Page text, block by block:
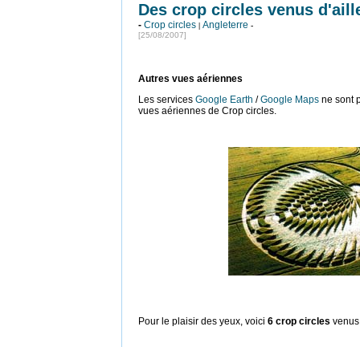
Des crop circles venus
- Crop circles | Angleterre -
[25/08/2007]
Autres vues aériennes
Les services Google Earth /Google Maps ne sont
vues aériennes de Crop circles.
Pour le plaisir des yeux, voici 6 crop circles